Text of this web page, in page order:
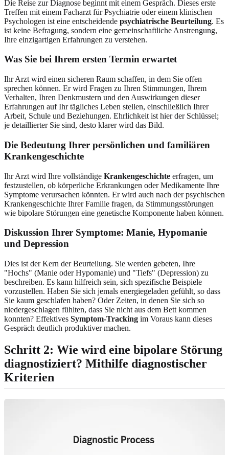
Die Reise zur Diagnose beginnt mit einem Gespräch. Dieses erste
Treffen mit einem Facharzt für Psychiatrie oder einem klinischen
Psychologen ist eine entscheidende psychiatrische Beurteilung. Es
ist keine Befragung, sondern eine gemeinschaftliche Anstrengung,
Ihre einzigartigen Erfahrungen zu verstehen.
Was Sie bei Ihrem ersten Termin erwartet
Ihr Arzt wird einen sicheren Raum schaffen, in dem Sie offen
sprechen können. Er wird Fragen zu Ihren Stimmungen, Ihrem
Verhalten, Ihren Denkmustern und den Auswirkungen dieser
Erfahrungen auf Ihr tägliches Leben stellen, einschließlich Ihrer
Arbeit, Schule und Beziehungen. Ehrlichkeit ist hier der Schlüssel;
je detaillierter Sie sind, desto klarer wird das Bild.
Die Bedeutung Ihrer persönlichen und familiären
Krankengeschichte
Ihr Arzt wird Ihre vollständige Krankengeschichte erfragen, um
festzustellen, ob körperliche Erkrankungen oder Medikamente Ihre
Symptome verursachen könnten. Er wird auch nach der psychischen
Krankengeschichte Ihrer Familie fragen, da Stimmungsstörungen
wie bipolare Störungen eine genetische Komponente haben können.
Diskussion Ihrer Symptome: Manie, Hypomanie
und Depression
Dies ist der Kern der Beurteilung. Sie werden gebeten, Ihre
"Hochs" (Manie oder Hypomanie) und "Tiefs" (Depression) zu
beschreiben. Es kann hilfreich sein, sich spezifische Beispiele
vorzustellen. Haben Sie sich jemals energiegeladen gefühlt, so dass
Sie kaum geschlafen haben? Oder Zeiten, in denen Sie sich so
niedergeschlagen fühlten, dass Sie nicht aus dem Bett kommen
konnten? Effektives Symptom-Tracking im Voraus kann dieses
Gespräch deutlich produktiver machen.
Schritt 2: Wie wird eine bipolare Störung
diagnostiziert? Mithilfe diagnostischer
Kriterien